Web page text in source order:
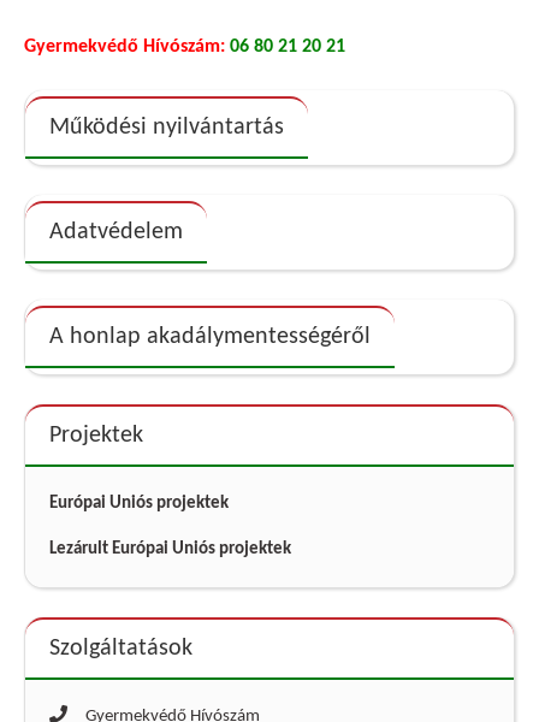
Gyermekvédő Hívószám: 06 80 21 20 21
Működési nyilvántartás
Adatvédelem
A honlap akadálymentességéről
Projektek
Európai Uniós projektek
Lezárult Európai Uniós projektek
Szolgáltatások
Gyermekvédő Hívószám